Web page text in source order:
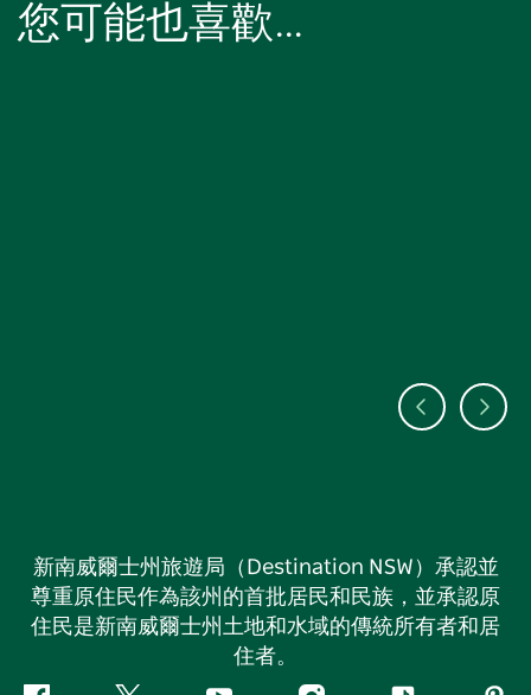
您可能也喜歡…
新南威爾士州旅遊局（Destination NSW）承認並
尊重原住民作為該州的首批居民和民族，並承認原
住民是新南威爾士州土地和水域的傳統所有者和居
住者。